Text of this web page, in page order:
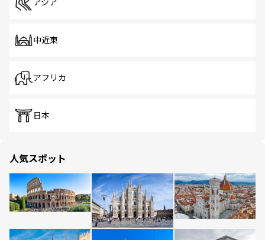
アジア
中近東
アフリカ
日本
人気スポット